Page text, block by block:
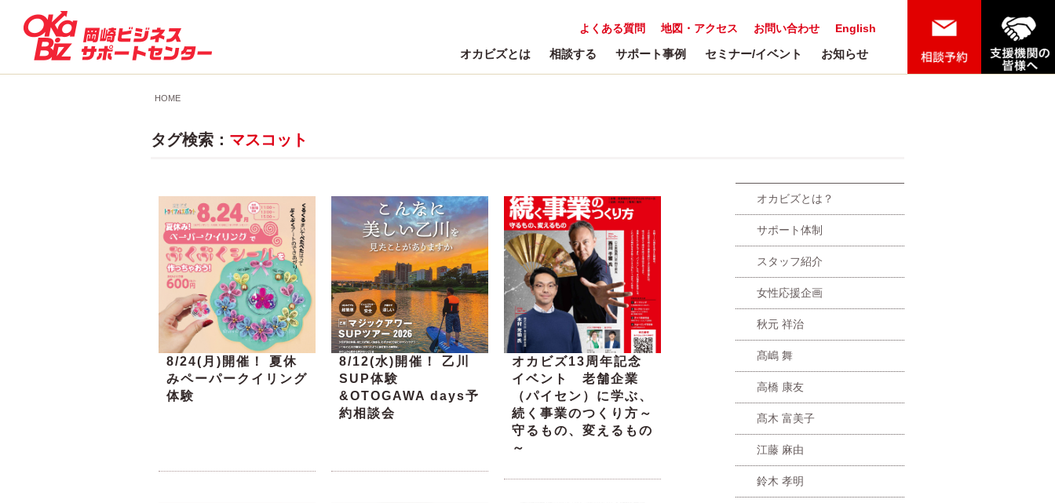
English
お問い合わせ
地図・アクセス
よくある質問
オカビズとは 相談する サポート事例 セミナー/イベント お知らせ
HOME
タグ検索： マスコット
8/24(月)開催！ 夏休
みペーパークイリング
体験
8/12(水)開催！ 乙川
SUP体験
&OTOGAWA days予
約相談会
オカビズ13周年記念
イベント 老舗企業
（パイセン）に学ぶ、
続く事業のつくり方～
守るもの、変えるもの
～
オカビズとは？
サポート体制
スタッフ紹介
女性応援企画
秋元 祥治
髙嶋 舞
高橋 康友
髙木 富美子
江藤 麻由
鈴木 孝明